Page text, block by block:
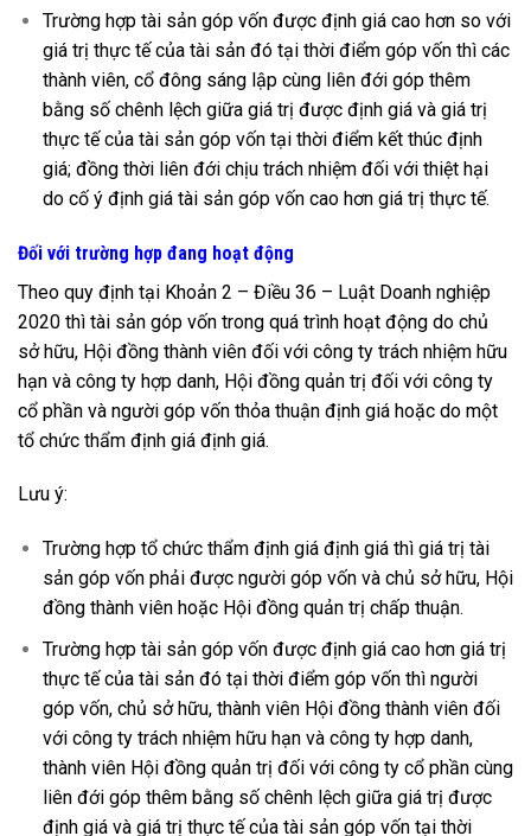
Trường hợp tài sản góp vốn được định giá cao hơn so với
giá trị thực tế của tài sản đó tại thời điểm góp vốn thì các
thành viên, cổ đông sáng lập cùng liên đới góp thêm
bằng số chênh lệch giữa giá trị được định giá và giá trị
thực tế của tài sản góp vốn tại thời điểm kết thúc định
giá; đồng thời liên đới chịu trách nhiệm đối với thiệt hại
do cố ý định giá tài sản góp vốn cao hơn giá trị thực tế.
Đối với trường hợp đang hoạt động
Theo quy định tại Khoản 2 – Điều 36 – Luật Doanh nghiệp
2020 thì tài sản góp vốn trong quá trình hoạt động do chủ
sở hữu, Hội đồng thành viên đối với công ty trách nhiệm hữu
hạn và công ty hợp danh, Hội đồng quản trị đối với công ty
cổ phần và người góp vốn thỏa thuận định giá hoặc do một
tổ chức thẩm định giá định giá.
Lưu ý:
Trường hợp tổ chức thẩm định giá định giá thì giá trị tài
sản góp vốn phải được người góp vốn và chủ sở hữu, Hội
đồng thành viên hoặc Hội đồng quản trị chấp thuận.
Trường hợp tài sản góp vốn được định giá cao hơn giá trị
thực tế của tài sản đó tại thời điểm góp vốn thì người
góp vốn, chủ sở hữu, thành viên Hội đồng thành viên đối
với công ty trách nhiệm hữu hạn và công ty hợp danh,
thành viên Hội đồng quản trị đối với công ty cổ phần cùng
liên đới góp thêm bằng số chênh lệch giữa giá trị được
định giá và giá trị thực tế của tài sản góp vốn tại thời